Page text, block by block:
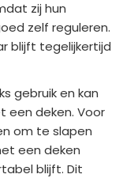
zij hun
zelf reguleren.
blijft tegelijkertijd
gebruik en kan
een deken. Voor
om te slapen
een deken
blijft. Dit